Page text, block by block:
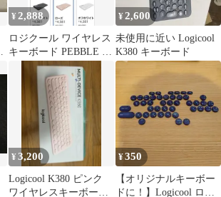
¥ 2,888
ロジクール ワイヤレス
キーボード PEBBLE 2
K380sRO ローズ
¥2,600
未使用に近い Logicool
K380 キーボード
¥3,200
Logicool K380 ピンク
ワイヤレスキーボード
¥350
【オリジナルキーボー
ドに！】Logicool ロジ